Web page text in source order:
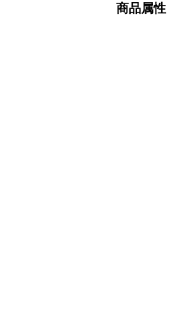
商品属性